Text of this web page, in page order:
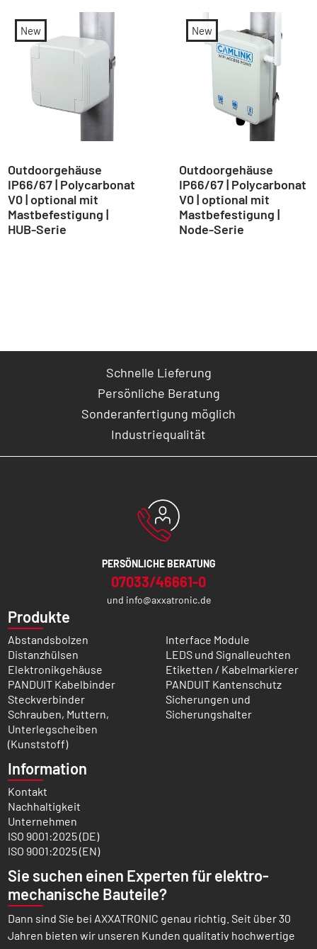
New
Outdoorgehäuse
IP66/67 | Polycarbonat
V0 | optional mit
Mastbefestigung |
HUB-Serie
New
Outdoorgehäuse
IP66/67 | Polycarbonat
V0 | optional mit
Mastbefestigung |
Node-Serie
Schnelle Lieferung
Persönliche Beratung
Sonderanfertigung möglich
Industriequalität
PERSÖNLICHE BERATUNG
07033/46661-0
und info@axxatronic.de
Produkte
Abstandsbolzen
Distanzhülsen
Elektronikgehäuse
PANDUIT Kabelbinder
Steckverbinder
Schrauben, Muttern,
Unterlegscheiben
(Kunststoff)
Interface Module
LEDS und Signalleuchten
Etiketten / Kabelmarkierer
PANDUIT Kantenschutz
Sicherungen und
Sicherungshalter
Information
Kontakt
Nachhaltigkeit
Unternehmen
ISO 9001:2025 (DE)
ISO 9001:2025 (EN)
Sie suchen einen Experten für elektro­
mechanische Bauteile?
Dann sind Sie bei AXXATRONIC genau richtig. Seit über 30
Jahren bieten wir unseren Kunden qualitativ hochwertige